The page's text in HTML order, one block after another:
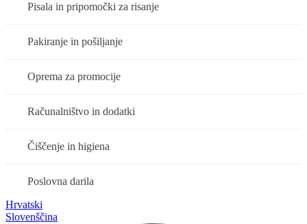
Pisala in pripomočki za risanje
Pakiranje in pošiljanje
Oprema za promocije
Računalništvo in dodatki
Čiščenje in higiena
Poslovna darila
Hrvatski
Slovenščina